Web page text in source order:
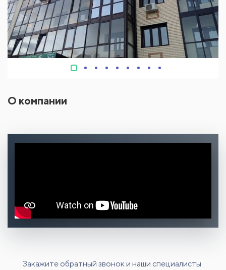
О компании
Закажите обратный звонок и наши специалисты